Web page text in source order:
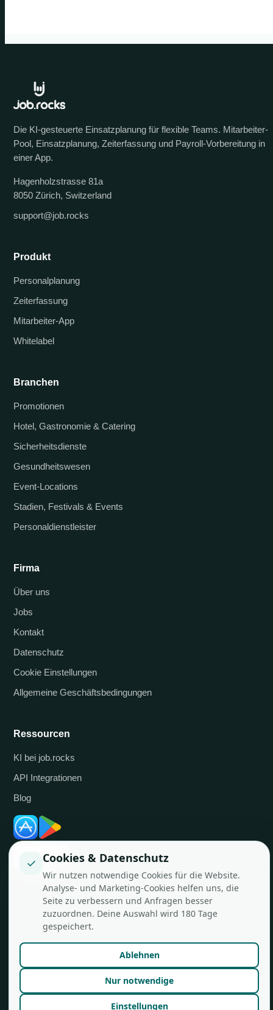
Die KI-gesteuerte Einsatzplanung für flexible Teams. Mitarbeiter-
Pool, Einsatzplanung, Zeiterfassung und Payroll-Vorbereitung in
einer App.
Hagenholzstrasse 81a
8050 Zürich, Switzerland
support@job.rocks
Produkt
Personalplanung
Zeiterfassung
Mitarbeiter-App
Whitelabel
Branchen
Promotionen
Hotel, Gastronomie & Catering
Sicherheitsdienste
Gesundheitswesen
Event-Locations
Stadien, Festivals & Events
Personaldienstleister
Firma
Über uns
Jobs
Kontakt
Datenschutz
Cookie Einstellungen
Allgemeine Geschäftsbedingungen
Ressourcen
KI bei job.rocks
API Integrationen
Blog
Made in Zürich für flexible Teams.
✓ Cookies & Datenschutz
Wir nutzen notwendige Cookies für die Website.
Analyse- und Marketing-Cookies helfen uns, die
Seite zu verbessern und Anfragen besser
zuzuordnen. Deine Auswahl wird 180 Tage
gespeichert.
Ablehnen
Nur notwendige
Einstellungen